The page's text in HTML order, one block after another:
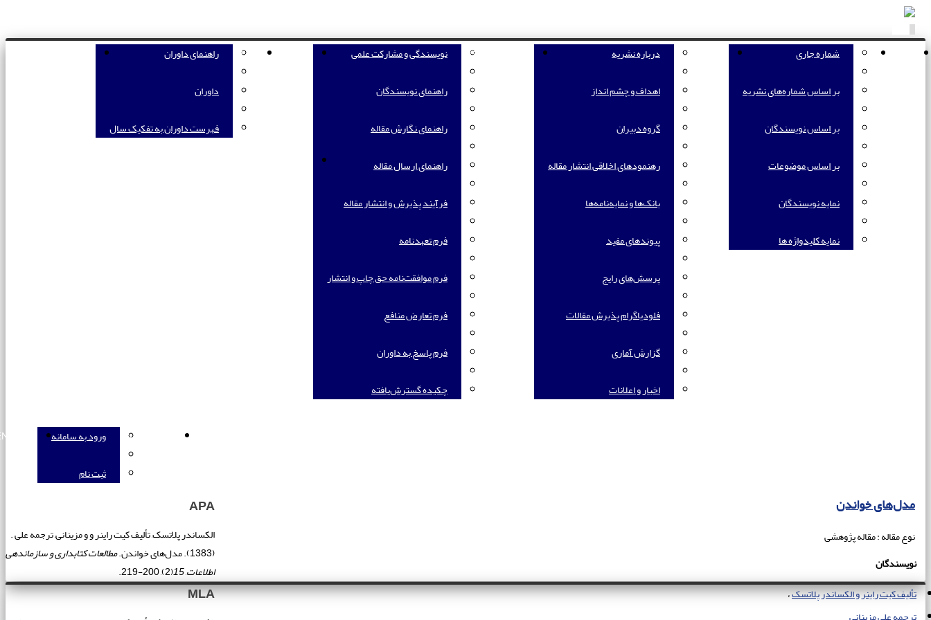
navigation
صفحه اصلی مرور
شماره جاری
بر اساس شماره‌های نشریه
بر اساس نویسندگان
بر اساس موضوعات
نمایه نویسندگان
نمایه کلیدواژه ها
اطلاعات نشریه
درباره نشریه
اهداف و چشم انداز
گروه دبیران
رهنمودهای اخلاقی انتشار مقاله
بانک‌ها و نمایه‌‌نامه‌ها
پیوندهای مفید
پرسش‌های رایج
فلودیاگرام پذیرش مقالات
گزارش آماری
اخبار و اعلانات
راهنمای نویسندگان
نویسندگی و مشارکت علمی
راهنمای نویسندگان
راهنمای نگارش مقاله
راهنمای ارسال مقاله
فرآیند پذیرش و انتشار مقاله
فرم تعهدنامه
فرم موافقت‌نامه حق چاپ و انتشار
فرم تعارض منافع
فرم پاسخ به داوران
چکیده گسترش‌یافته
فرستادن مقاله داوران
راهنمای داوران
داوران
فهرست داوران به تفکیک سال
ورود به سامانه
ورود به سامانه
ثبت نام
مدل‌های خواندن
نوع مقاله : مقاله پژوهشی
نویسندگان
تألیف کیت راینر و الکساندر پلاتسک
APA
الکساندر پلاتسک, تألیف کیت راینر و و مزینانی, ترجمه علی .
(1383). مدل‌های خواندن.
مطالعات کتابداری و سازماندهی
اطلاعات,
15
(2), 200-219.
MLA